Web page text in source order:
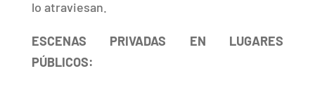
lo atraviesan.
ESCENAS PRIVADAS EN LUGARES
PÚBLICOS: